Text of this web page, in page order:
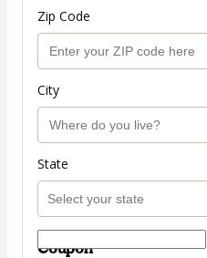
Zip Code
City
State
Coupon